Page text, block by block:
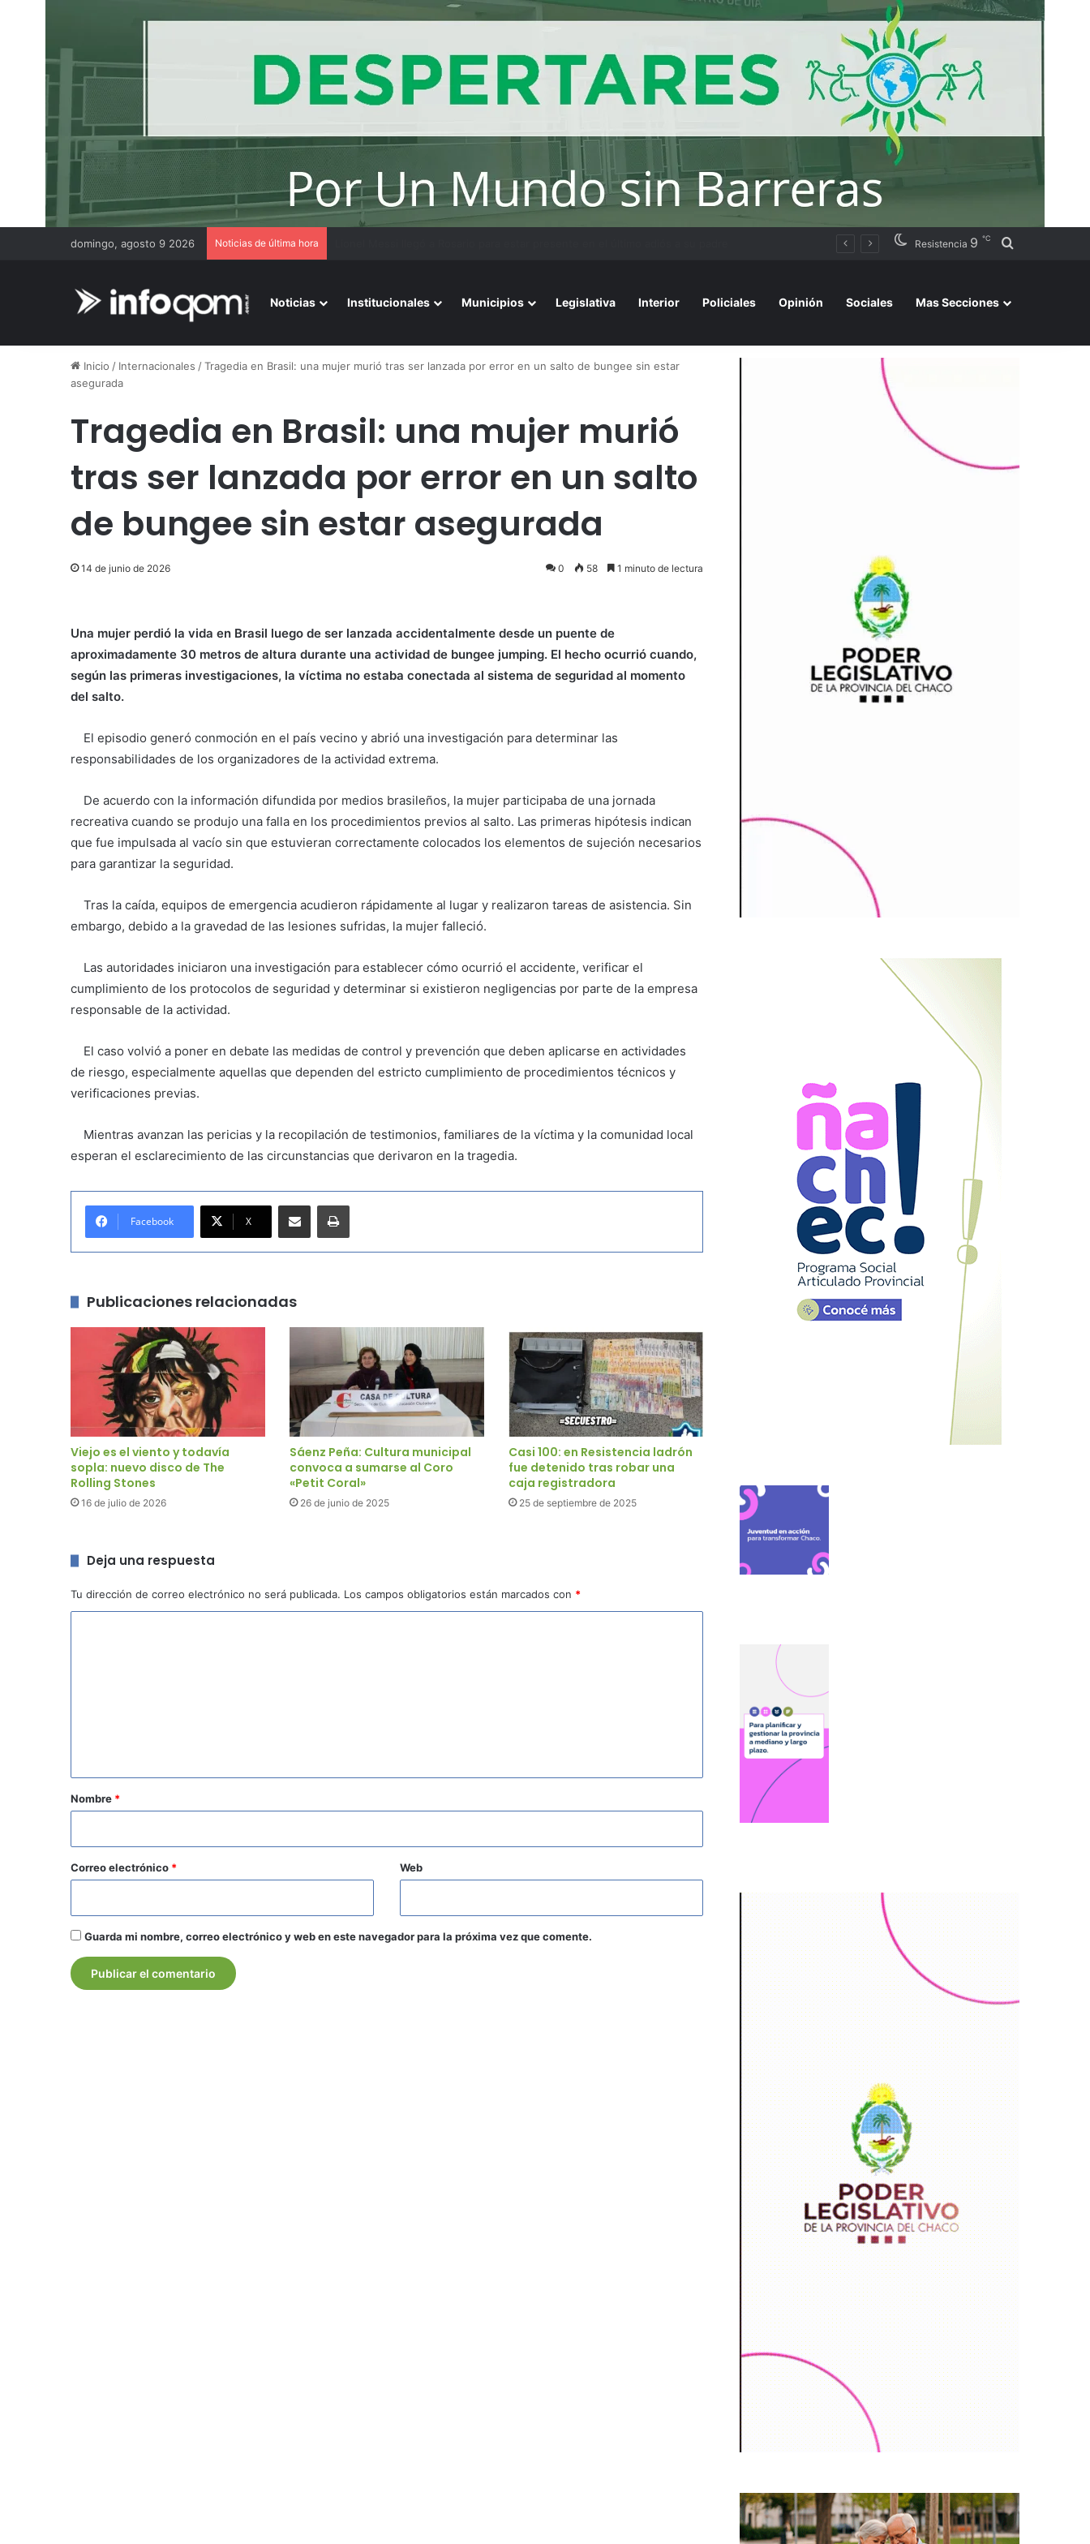
domingo, agosto 9 2026 Noticias de última hora Resistencia 9 ℃ Buscar por
Noticias Institucionales Municipios Legislativa Interior Policiales Opinión Sociales Mas Secciones
Inicio / Internacionales /Tragedia en Brasil: una mujer murió tras ser lanzada por error en un salto de bungee sin estar
asegurada
Tragedia en Brasil: una mujer murió
tras ser lanzada por error en un salto
de bungee sin estar asegurada
14 de junio de 2026 0 58 1 minuto de lectura
Una mujer perdió la vida en Brasil luego de ser lanzada accidentalmente desde un puente de
aproximadamente 30 metros de altura durante una actividad de bungee jumping. El hecho ocurrió cuando,
según las primeras investigaciones, la víctima no estaba conectada al sistema de seguridad al momento
del salto.
El episodio generó conmoción en el país vecino y abrió una investigación para determinar las
responsabilidades de los organizadores de la actividad extrema.
De acuerdo con la información difundida por medios brasileños, la mujer participaba de una jornada
recreativa cuando se produjo una falla en los procedimientos previos al salto. Las primeras hipótesis indican
que fue impulsada al vacío sin que estuvieran correctamente colocados los elementos de sujeción necesarios
para garantizar la seguridad.
Tras la caída, equipos de emergencia acudieron rápidamente al lugar y realizaron tareas de asistencia. Sin
embargo, debido a la gravedad de las lesiones sufridas, la mujer falleció.
Las autoridades iniciaron una investigación para establecer cómo ocurrió el accidente, verificar el
cumplimiento de los protocolos de seguridad y determinar si existieron negligencias por parte de la empresa
responsable de la actividad.
El caso volvió a poner en debate las medidas de control y prevención que deben aplicarse en actividades
de riesgo, especialmente aquellas que dependen del estricto cumplimiento de procedimientos técnicos y
verificaciones previas.
Mientras avanzan las pericias y la recopilación de testimonios, familiares de la víctima y la comunidad local
esperan el esclarecimiento de las circunstancias que derivaron en la tragedia.
Facebook X
Publicaciones relacionadas
Viejo es el viento y todavía
sopla: nuevo disco de The
Rolling Stones
16 de julio de 2026
Sáenz Peña: Cultura municipal
convoca a sumarse al Coro
«Petit Coral»
26 de junio de 2025
Casi 100: en Resistencia ladrón
fue detenido tras robar una
caja registradora
25 de septiembre de 2025
Deja una respuesta
Tu dirección de correo electrónico no será publicada. Los campos obligatorios están marcados con *
r
o
*
Nombre *
Correo electrónico * Web
Guarda mi nombre, correo electrónico y web en este navegador para la próxima vez que comente.